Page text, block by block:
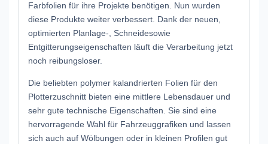
Farbfolien für ihre Projekte benötigen. Nun wurden
diese Produkte weiter verbessert. Dank der neuen,
optimierten Planlage-, Schneidesowie
Entgitterungseigenschaften läuft die Verarbeitung jetzt
noch reibungsloser.
Die beliebten polymer kalandrierten Folien für den
Plotterzuschnitt bieten eine mittlere Lebensdauer und
sehr gute technische Eigenschaften. Sie sind eine
hervorragende Wahl für Fahrzeuggrafiken und lassen
sich auch auf Wölbungen oder in kleinen Profilen gut